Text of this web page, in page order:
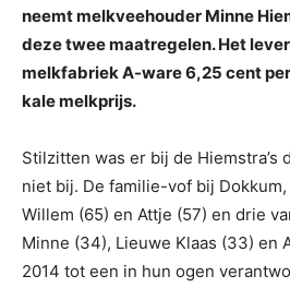
neemt melkveehouder Minne
deze twee maatregelen. Het
melkfabriek A-ware 6,25 cent
kale melkprijs.
Stilzitten was er bij de Hiemstra’s
niet bij. De familie-vof bij
Willem (65) en Attje (57) en drie
Minne (34), Lieuwe Klaas (33) en
2014 tot een in hun ogen